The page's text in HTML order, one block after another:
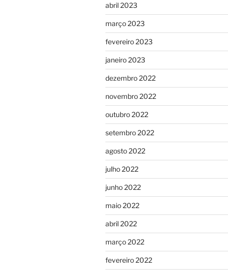
abril 2023
março 2023
fevereiro 2023
janeiro 2023
dezembro 2022
novembro 2022
outubro 2022
setembro 2022
agosto 2022
julho 2022
junho 2022
maio 2022
abril 2022
março 2022
fevereiro 2022